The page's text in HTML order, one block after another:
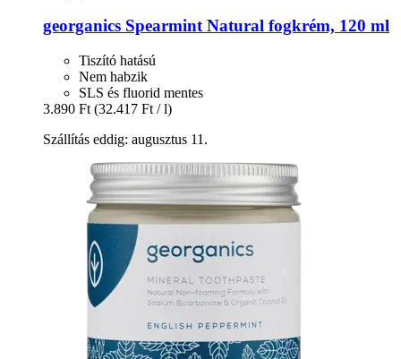
georganics Spearmint Natural fogkrém, 120 ml
Tiszító hatású
Nem habzik
SLS és fluorid mentes
3.890 Ft (32.417 Ft / l)
Szállítás eddig: augusztus 11.